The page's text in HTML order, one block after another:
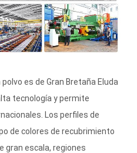
es de Gran Bretaña Eluda
tecnología y permite
Los perfiles de
de colores de recubrimiento
gran escala, regiones